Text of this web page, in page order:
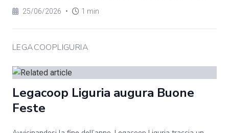
25/06/2026 • 1 min
LEGACOOPLIGURIA
Legacoop Liguria augura Buone
Feste